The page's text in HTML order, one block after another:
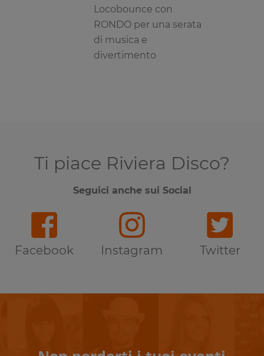
Locobounce con
RONDO per una serata
di musica e
divertimento
Ti piace Riviera Disco?
Seguici anche sui Social
Facebook Instagram Twitter